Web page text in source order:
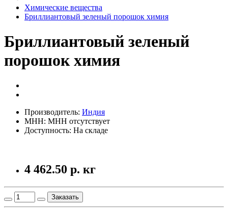
Химические вещества
Бриллиантовый зеленый порошок химия
Бриллиантовый зеленый
порошок химия
Производитель: Индия
МНН: МНН отсутствует
Доступность: На складе
4 462.50 р. кг
Заказать